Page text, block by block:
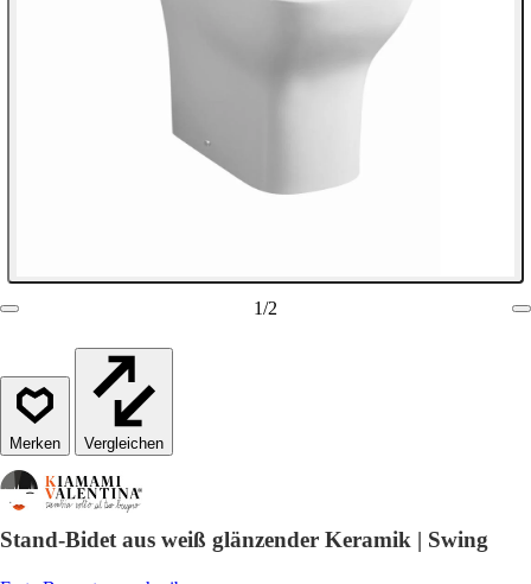
1/2
Vergleichen
Stand-Bidet aus weiß glänzender Keramik | Swing